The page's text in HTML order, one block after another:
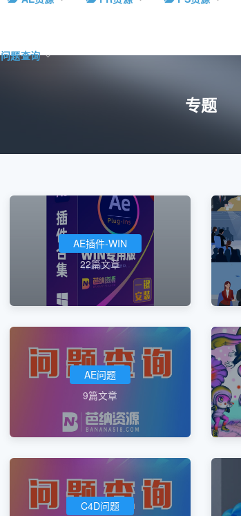
题查询
专题
AE插件-WIN
22篇文章
AE问题
9篇文章
C4D问题